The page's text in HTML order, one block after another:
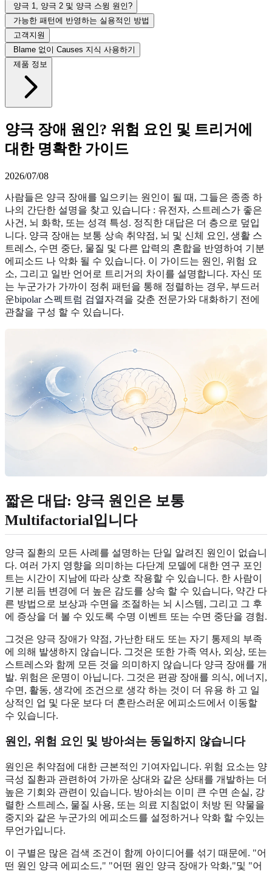
양극 1, 양극 2 및 양극 스윙 원인?
가능한 패턴에 반영하는 실용적인 방법
고객지원
Blame 없이 Causes 지식 사용하기
제품 정보
양극 장애 원인? 위험 요인 및 트리거에
대한 명확한 가이드
2026/07/08
사람들은 양극 장애를 일으키는 원인이 될 때, 그들은 종종 하
나의 간단한 설명을 찾고 있습니다 : 유전자, 스트레스가 좋은
사건, 뇌 화학, 또는 성격 특성. 정직한 대답은 더 층으로 덮입
니다. 양극 장애는 보통 상속 취약점, 뇌 및 신체 요인, 생활 스
트레스, 수면 중단, 물질 및 다른 압력의 혼합을 반영하여 기분
에피소드 나 악화 될 수 있습니다. 이 가이드는 원인, 위험 요
소, 그리고 일반 언어로 트리거의 차이를 설명합니다. 자신 또
는 누군가가 가까이 정취 패턴을 통해 정렬하는 경우, 부드러
운bipolar 스펙트럼 검열자격을 갖춘 전문가와 대화하기 전에
관찰을 구성 할 수 있습니다.
짧은 대답: 양극 원인은 보통
Multifactorial입니다
양극 질환의 모든 사례를 설명하는 단일 알려진 원인이 없습니
다. 여러 가지 영향을 의미하는 다단계 모델에 대한 연구 포인
트는 시간이 지남에 따라 상호 작용할 수 있습니다. 한 사람이
기분 리듬 변경에 더 높은 감도를 상속 할 수 있습니다, 약간 다
른 방법으로 보상과 수면을 조절하는 뇌 시스템, 그리고 그 후
에 증상을 더 볼 수 있도록 수명 이벤트 또는 수면 중단을 경험.
그것은 양극 장애가 약점, 가난한 태도 또는 자기 통제의 부족
에 의해 발생하지 않습니다. 그것은 또한 가족 역사, 외상, 또는
스트레스와 함께 모든 것을 의미하지 않습니다 양극 장애를 개
발. 위험은 운명이 아닙니다. 그것은 편광 장애를 의식, 에너지,
수면, 활동, 생각에 조건으로 생각 하는 것이 더 유용 하 고 일
상적인 업 및 다운 보다 더 혼란스러운 에피소드에서 이동할
수 있습니다.
원인, 위험 요인 및 방아쇠는 동일하지 않습니다
원인은 취약점에 대한 근본적인 기여자입니다. 위험 요소는 양
극성 질환과 관련하여 가까운 상대와 같은 상태를 개발하는 더
높은 기회와 관련이 있습니다. 방아쇠는 이미 큰 수면 손실, 강
렬한 스트레스, 물질 사용, 또는 의료 지침없이 처방 된 약물을
중지와 같은 누군가의 에피소드를 설정하거나 악화 할 수있는
무언가입니다.
이 구별은 많은 검색 조건이 함께 아이디어를 섞기 때문에. "어
떤 원인 양극 에피소드," "어떤 원인 양극 장애가 악화,"및 "어